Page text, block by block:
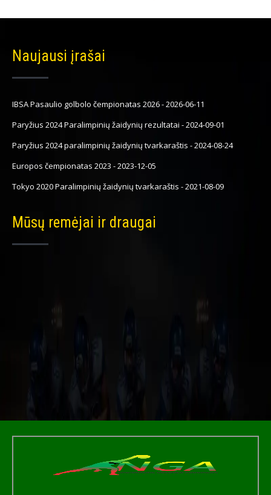
Naujausi įrašai
IBSA Pasaulio golbolo čempionatas 2026-2026-06-11
Paryžius 2024 Paralimpinių žaidynių rezultatai -2024-09-01
Paryžius 2024 paralimpinių žaidynių tvarkaraštis -2024-08-24
Europos čempionatas 2023 -2023-12-05
Tokyo 2020 Paralimpinių žaidynių tvarkaraštis -2021-08-09
Mūsų remėjai ir draugai